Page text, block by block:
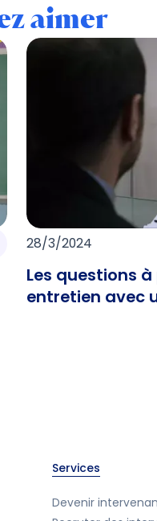
aimer
28/3/2024
Les questions
entretien avec
Services
Devenir